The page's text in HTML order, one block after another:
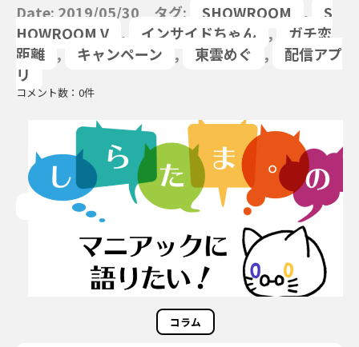
Date: 2019/05/30 タグ: SHOWROOM ,
S
HOWROOM V
, インサイドちゃん ,
ガチ恋
距離
, キャンペーン , 東雲めぐ ,
配信アプ
リ
コメント数：0件
コラム